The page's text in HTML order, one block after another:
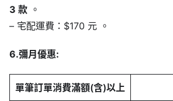
3 款 。
– 宅配運費：$170 元 。
6.彌月優惠:
單筆訂單消費滿額(含)以上